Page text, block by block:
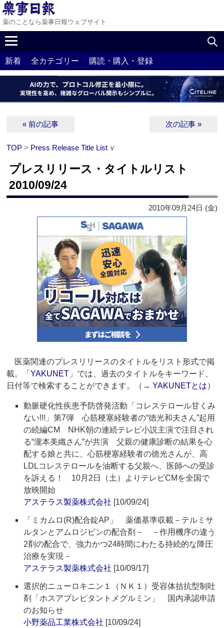
薬のことなら薬事日報ウェブサイト
新着 全カテゴリー 購読・購入・登録
« 前の記事 次の記事 »
TOP > Press Release Title List ∨
プレスリリース・タイトルリスト
2010/09/24
2010年09月24日 (金)
医薬関連のプレスリリースのタイトルをリスト形式で掲
載。「YAKUNET 」では、過去のタイトルをキーワード、
日付等で検索することができます。（→YAKUNETとは）
動脈硬化性疾患予防啓発活動「コレステロール甘くみ
ない!!!」第7弾 心筋梗塞経験者の“徳光和夫さん”起用
の続編CM NHK朝の連続テレビ小説主演で注目され
る“瀧本美織さん”が共演 父親の健康診断の結果を心
配する娘と共に、心筋梗塞経験者の徳光さんが、高
LDLコレステロールを油断する父親へ、医師への受診
を訴える！ 10月2日（土）よりテレビCMを全国で
放映開始
アステラス製薬株式会社 [10/09/24]
「ミカムロ(R)配合錠AP」 薬価基準収載－テルミサ
ルタンとアムロジピンの配合剤－ －作用機序の違う
2剤の配合で、強力かつ24時間にわたる持続的な降圧
治療を実現－
アステラス製薬株式会社 [10/09/17]
選択的ニューロキニン１（ＮＫ１）受容体拮抗型制吐
剤「ホスアプレピタントメグルミン」 国内承認申請
のお知らせ
小野薬品工業株式会社 [10/09/24]